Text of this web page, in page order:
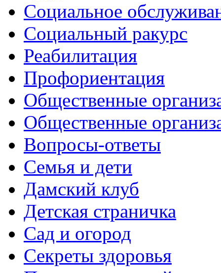
Социальное
Социальный ракурс
Реабилитация
Профориентация
Общественные
Общественные
Вопросы-ответы
Семья и дети
Дамский клуб
Детская страничка
Сад и огород
Секреты здоровья